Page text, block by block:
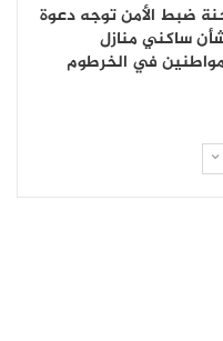
ضبط الأمن توجه دعوة
ساكني منازل
في الخرطوم